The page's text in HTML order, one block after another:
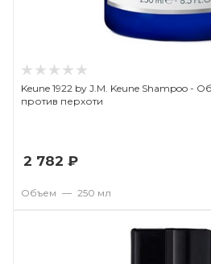
Keune 1922 by J.M. Keune Shampoo
против перхоти
2 782 ₽
Объем — 250 мл